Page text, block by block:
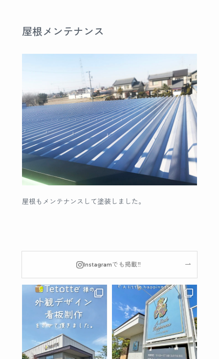
屋根メンテナンス
屋根もメンテナンスして塗装しました。
Instagramでも掲載‼︎